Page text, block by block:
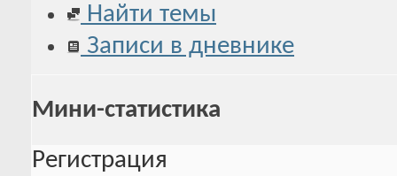
Найти темы
Записи в дневнике
Мини-статистика
Регистрация